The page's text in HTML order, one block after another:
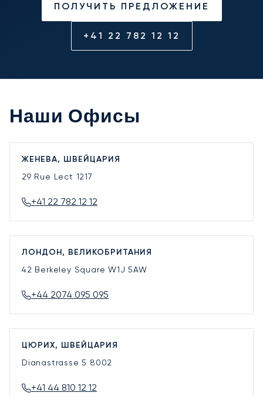
ПОЛУЧИТЬ ПРЕДЛОЖЕНИЕ
+41 22 782 12 12
Наши Офисы
ЖЕНЕВА, ШВЕЙЦАРИЯ
29 Rue Lect 1217
+41 22 782 12 12
ЛОНДОН, ВЕЛИКОБРИТАНИЯ
42 Berkeley SquareW1J 5AW
+44 2074 095 095
ЦЮРИХ, ШВЕЙЦАРИЯ
Dianastrasse 5 8002
+41 44 810 12 12